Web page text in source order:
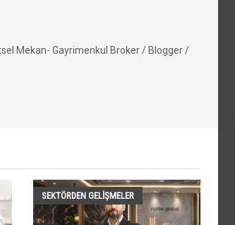
Mekan- Gayrimenkul Broker / Blogger /
SEKTÖRDEN GELIŞMELER